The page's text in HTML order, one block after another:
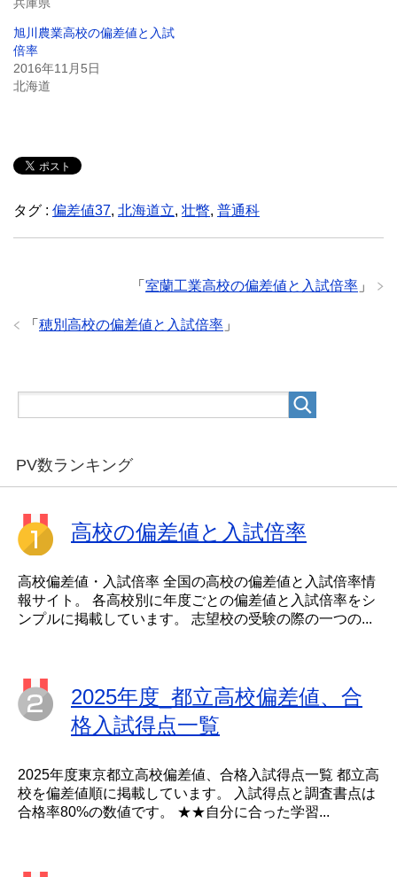
兵庫県
旭川農業高校の偏差値と入試
倍率
2016年11月5日
北海道
タグ : 偏差値37, 北海道立, 壮瞥, 普通科
「 室蘭工業高校の偏差値と入試倍率 」
「 穂別高校の偏差値と入試倍率 」
PV数ランキング
高校の偏差値と入試倍率
高校偏差値・入試倍率 全国の高校の偏差値と入試倍率情
報サイト。 各高校別に年度ごとの偏差値と入試倍率をシ
ンプルに掲載しています。 志望校の受験の際の一つの...
2025年度_都立高校偏差値、合
格入試得点一覧
2025年度東京都立高校偏差値、合格入試得点一覧 都立高
校を偏差値順に掲載しています。 入試得点と調査書点は
合格率80%の数値です。 ★★自分に合った学習...